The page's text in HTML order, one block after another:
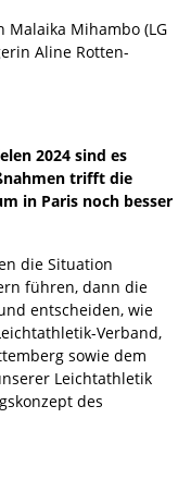
Malaika Mihambo (LG
Aline Rotten-
2024 sind es
trifft die
in Paris noch besser
die Situation
führen, dann die
entscheiden, wie
Verband,
sowie dem
Leichtathletik
des